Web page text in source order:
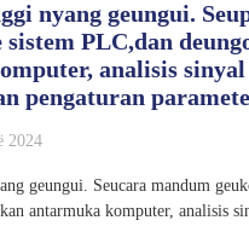
nyang geungui.
PLC,dan
analisis sinyal
pengaturan
2024
geungui. Seucara mandum
antarmuka komputer, analisis